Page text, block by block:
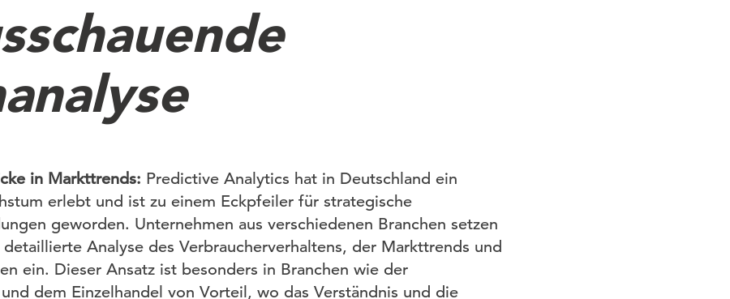
in Markttrends: Predictive Analytics hat in Deutschland ein
erlebt und ist zu einem Eckpfeiler für strategische
geworden. Unternehmen aus verschiedenen Branchen setzen
Analyse des Verbraucherverhaltens, der Markttrends und
ein. Dieser Ansatz ist besonders in Branchen wie der
dem Einzelhandel von Vorteil, wo das Verständnis und die